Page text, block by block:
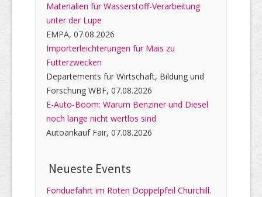
Materialien für Wasserstoff-Verarbeitung
unter der Lupe
EMPA, 07.08.2026
Importerleichterungen für Mais zu
Futterzwecken
Departements für Wirtschaft, Bildung und
Forschung WBF, 07.08.2026
E-Auto-Boom: Warum Benziner und Diesel
noch lange nicht wertlos sind
Autoankauf Fair, 07.08.2026
Neueste Events
Fonduefahrt im Roten Doppelpfeil Churchill.